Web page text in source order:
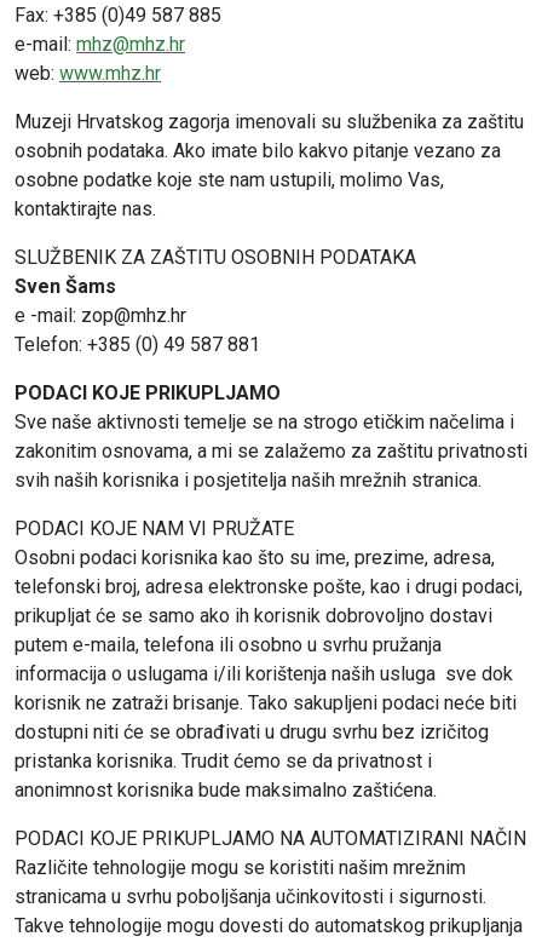
Fax: +385 (0)49 587 885
e-mail: mhz@mhz.hr
web: www.mhz.hr
Muzeji Hrvatskog zagorja imenovali su službenika za zaštitu
osobnih podataka. Ako imate bilo kakvo pitanje vezano za
osobne podatke koje ste nam ustupili, molimo Vas,
kontaktirajte nas.
SLUŽBENIK ZA ZAŠTITU OSOBNIH PODATAKA
Sven Šams
e -mail: zop@mhz.hr
Telefon: +385 (0) 49 587 881
PODACI KOJE PRIKUPLJAMO
Sve naše aktivnosti temelje se na strogo etičkim načelima i
zakonitim osnovama, a mi se zalažemo za zaštitu privatnosti
svih naših korisnika i posjetitelja naših mrežnih stranica.
PODACI KOJE NAM VI PRUŽATE
Osobni podaci korisnika kao što su ime, prezime, adresa,
telefonski broj, adresa elektronske pošte, kao i drugi podaci,
prikupljat će se samo ako ih korisnik dobrovoljno dostavi
putem e-maila, telefona ili osobno u svrhu pružanja
informacija o uslugama i/ili korištenja naših usluga sve dok
korisnik ne zatraži brisanje. Tako sakupljeni podaci neće biti
dostupni niti će se obrađivati u drugu svrhu bez izričitog
pristanka korisnika. Trudit ćemo se da privatnost i
anonimnost korisnika bude maksimalno zaštićena.
PODACI KOJE PRIKUPLJAMO NA AUTOMATIZIRANI NAČIN
Različite tehnologije mogu se koristiti našim mrežnim
stranicama u svrhu poboljšanja učinkovitosti i sigurnosti.
Takve tehnologije mogu dovesti do automatskog prikupljanja